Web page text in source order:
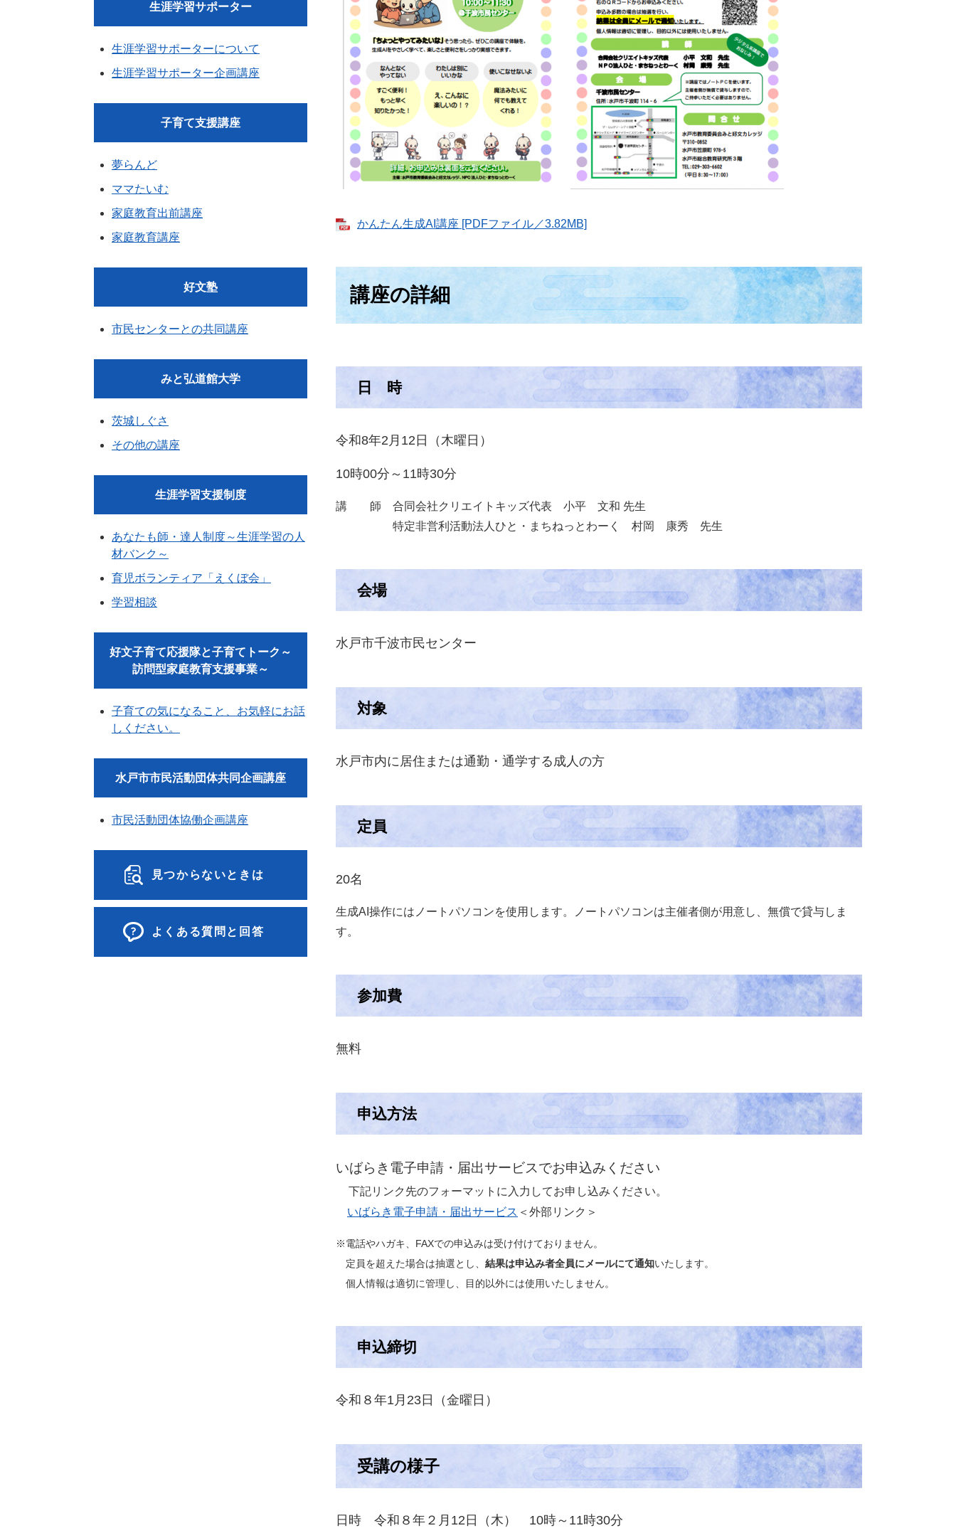
かんたん生成AI講座 [PDFファイル／3.82MB]
講座の詳細
日 時
令和8年2月12日（木曜日）
10時00分～11時30分
​講 師 合同会社クリエイトキッズ代表 小平 文和 先生
特定非営利活動法人ひと・まちねっとわーく 村岡 康秀 先生
会場
水戸市千波市民センター
対象
水戸市内に居住または通勤・通学する成人の方
定員
20名
生成AI操作にはノートパソコンを使用します。ノートパソコンは主催者側が用意し、無償で貸与しま
す。
参加費
無料
申込方法
いばらき電子申請・届出サービスでお申込みください
下記リンク先のフォーマットに入力してお申し込みください。
いばらき電子申請・届出サービス ＜外部リンク＞
※電話やハガキ、FAXでの申込みは受け付けておりません。
定員を超えた場合は抽選とし、 結果は申込み者全員にメールにて通知いたします。
個人情報は適切に管理し、目的以外には使用いたしません。
申込締切
令和８年1月23日（金曜日）
受講の様子
日時 令和８年２月12日（木） 10時～11時30分
生涯学習サポーター
生涯学習サポーターについて
生涯学習サポーター企画講座
子育て支援講座
夢らんど
ママたいむ
家庭教育出前講座
家庭教育講座
好文塾
市民センターとの共同講座
みと弘道館大学
茨城しぐさ
その他の講座
生涯学習支援制度
あなたも師・達人制度～生涯学習の人
材バンク～
育児ボランティア「えくぼ会」
学習相談
好文子育て応援隊と子育てトーク～
訪問型家庭教育支援事業～
子育ての気になること、お気軽にお話
しください。
水戸市市民活動団体共同企画講座
市民活動団体協働企画講座
見つからないときは
よくある質問と回答